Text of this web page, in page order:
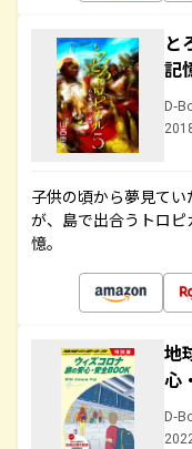
と
記
D-
子供の頃から夢見て
が、島で出合うトロ
憶。
地
心
D-